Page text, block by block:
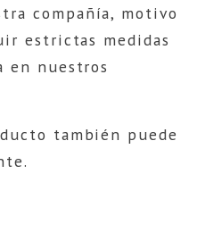
compañía, motivo
estrictas medidas
en nuestros
también puede